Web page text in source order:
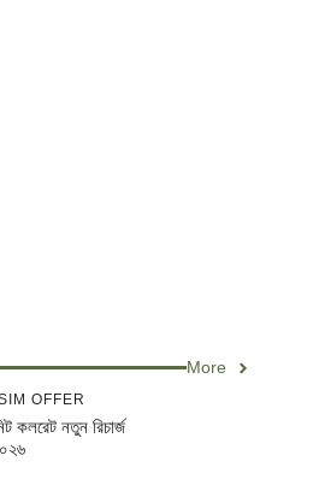
More
OFFER
কলরেট নতুন রিচার্জ